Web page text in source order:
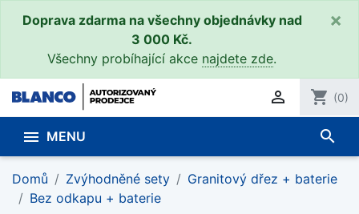
Doprava zdarma na všechny objednávky nad
3 000 Kč.
Všechny probíhající akce najdete zde.
×
 shopping_cart (0)
 MENU search
Domů Zvýhodněné sety
Granitový dřez + baterie
Bez odkapu + baterie